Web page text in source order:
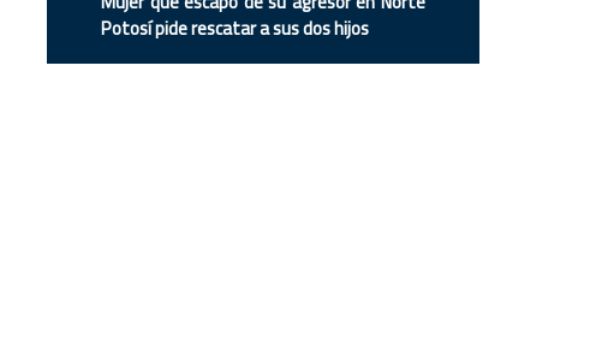
Potosí pide rescatar a sus dos hijos